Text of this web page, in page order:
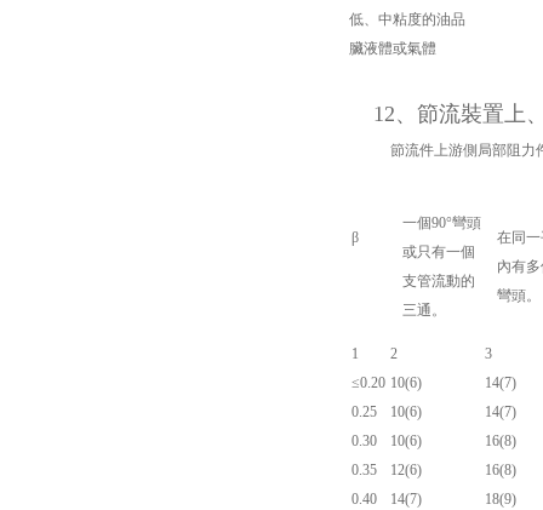
低、中粘度的油品
臟液體或氣體
12、節流裝置上
β
節流件上游側局部阻力
一個90°彎頭
或只有一個
支管流動的
三通。
在同
內有多
彎頭。
1 2
3
≤0.20
0.25
0.30
0.35
0.40
10(6)
10(6)
10(6)
12(6)
14(7)
14(7)
14(7)
16(8)
16(8)
18(9)